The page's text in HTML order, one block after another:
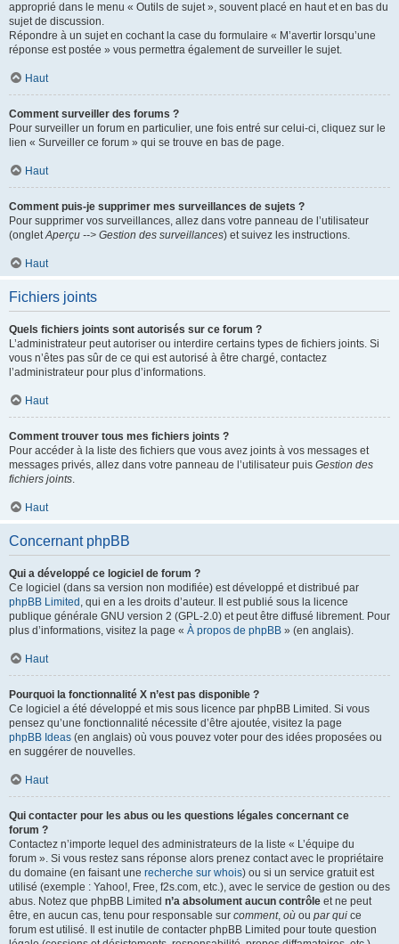
approprié dans le menu « Outils de sujet », souvent placé en haut et en bas du
sujet de discussion.
Répondre à un sujet en cochant la case du formulaire « M’avertir lorsqu’une
réponse est postée » vous permettra également de surveiller le sujet.
Haut
Comment surveiller des forums ?
Pour surveiller un forum en particulier, une fois entré sur celui-ci, cliquez sur le
lien « Surveiller ce forum » qui se trouve en bas de page.
Haut
Comment puis-je supprimer mes surveillances de sujets ?
Pour supprimer vos surveillances, allez dans votre panneau de l’utilisateur
(ongletAperçu --> Gestion des surveillances) et suivez les instructions.
Haut
Fichiers joints
Quels fichiers joints sont autorisés sur ce forum ?
L’administrateur peut autoriser ou interdire certains types de fichiers joints. Si
vous n’êtes pas sûr de ce qui est autorisé à être chargé, contactez
l’administrateur pour plus d’informations.
Haut
Comment trouver tous mes fichiers joints ?
Pour accéder à la liste des fichiers que vous avez joints à vos messages et
messages privés, allez dans votre panneau de l’utilisateur puis Gestion des
fichiers joints.
Haut
Concernant phpBB
Qui a développé ce logiciel de forum ?
Ce logiciel (dans sa version non modifiée) est développé et distribué par
phpBB Limited , qui en a les droits d’auteur. Il est publié sous la licence
publique générale GNU version 2 (GPL-2.0) et peut être diffusé librement. Pour
plus d’informations, visitez la page « À propos de phpBB » (en anglais).
Haut
Pourquoi la fonctionnalité X n’est pas disponible ?
Ce logiciel a été développé et mis sous licence par phpBB Limited. Si vous
pensez qu’une fonctionnalité nécessite d’être ajoutée, visitez la page
phpBB Ideas (en anglais) où vous pouvez voter pour des idées proposées ou
en suggérer de nouvelles.
Haut
Qui contacter pour les abus ou les questions légales concernant ce
forum ?
Contactez n’importe lequel des administrateurs de la liste « L’équipe du
forum ». Si vous restez sans réponse alors prenez contact avec le propriétaire
du domaine (en faisant une recherche sur whois) ou si un service gratuit est
utilisé (exemple : Yahoo!, Free, f2s.com, etc.), avec le service de gestion ou des
abus. Notez que phpBB Limited n’a absolument aucun contrôle et ne peut
être, en aucun cas, tenu pour responsable sur comment, où ou par qui ce
forum est utilisé. Il est inutile de contacter phpBB Limited pour toute question